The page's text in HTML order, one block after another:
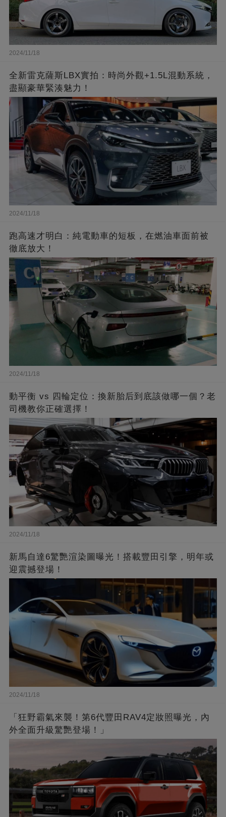
2024/11/18
全新雷克薩斯LBX實拍：時尚外觀+1.5L混動系統，
盡顯豪華緊湊魅力！
2024/11/18
跑高速才明白：純電動車的短板，在燃油車面前被
徹底放大！
2024/11/18
動平衡 vs 四輪定位：換新胎后到底該做哪一個？老
司機教你正確選擇！
2024/11/18
新馬自達6驚艷渲染圖曝光！搭載豐田引擎，明年或
迎震撼登場！
2024/11/18
「狂野霸氣來襲！第6代豐田RAV4定妝照曝光，內
外全面升級驚艷登場！」